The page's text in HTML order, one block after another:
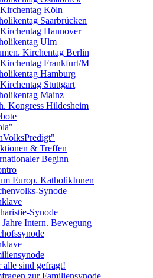
Köln
Saarbrücken
Hannover
Ulm
Kirchentag Berlin
Frankfurt/M
Hamburg
Stuttgart
Mainz
Kongress Hildesheim
& Treffen
Beginn
Europ. KatholikInnen
Synode
Synode
Jahre Intern. Bewegung
alle sind gefragt!
zur Familiensynode